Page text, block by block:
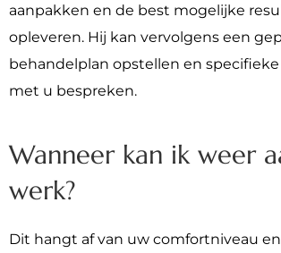
aanpakken en de best mogelijke
opleveren. Hij kan vervolgens een
behandelplan opstellen en
met u bespreken.
Wanneer kan ik weer
werk?
Dit hangt af van uw comfortniveau